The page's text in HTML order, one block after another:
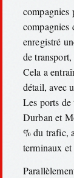
compagnies
compagnies
enregistré
de
Cela a
détail, avec
Les ports de
Durban et
% du trafic,
terminaux et